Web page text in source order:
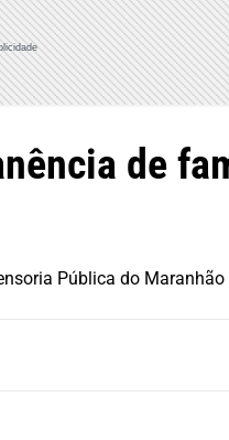
de
Pública do Maranhão